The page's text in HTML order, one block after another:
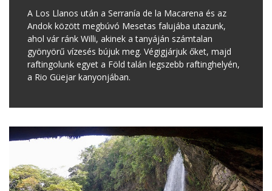
A Los Llanos után a Serranía de la Macarena és az
Andok között megbúvó Mesetas falujába utazunk,
ahol vár ránk Willi, akinek a tanyáján számtalan
gyönyörű vízesés bújuk meg. Végigjárjuk őket, majd
raftingolunk egyet a Föld talán legszebb raftinghelyén,
a Rio Güejar kanyonjában.